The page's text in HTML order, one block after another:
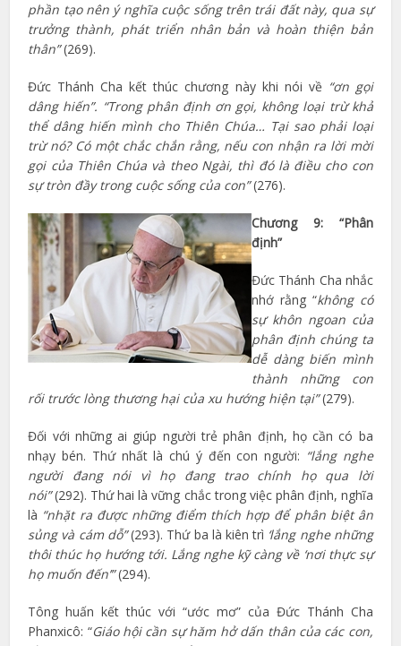
phần tạo nên ý nghĩa cuộc sống trên trái đất này, qua sự
trưởng thành, phát triển nhân bản và hoàn thiện bản
thân”(269).
Đức Thánh Cha kết thúc chương này khi nói về “ơn gọi
dâng hiến”. “Trong phân định ơn gọi, không loại trừ khả
thể dâng hiến mình cho Thiên Chúa… Tại sao phải loại
trừ nó? Có một chắc chắn rằng, nếu con nhận ra lời mời
gọi của Thiên Chúa và theo Ngài, thì đó là điều cho con
sự tròn đầy trong cuộc sống của con”(276).
Chương 9: “Phân
định”
Đức Thánh Cha nhắc
nhớ rằng “không có
sự khôn ngoan của
phân định chúng ta
dễ dàng biến mình
thành những con
rối trước lòng thương hại của xu hướng hiện tại”(279).
Đối với những ai giúp người trẻ phân định, họ cần có ba
nhạy bén. Thứ nhất là chú ý đến con người: “lắng nghe
người đang nói vì họ đang trao chính họ qua lời
nói”(292). Thứ hai là vững chắc trong việc phân định, nghĩa
là “nhặt ra được những điểm thích hợp để phân biệt ân
sủng và cám dỗ”(293). Thứ ba là kiên trì ‘lắng nghe những
thôi thúc họ hướng tới. Lắng nghe kỹ càng về ‘nơi thực sự
họ muốn đến’”(294).
Tông huấn kết thúc với “ước mơ” của Đức Thánh Cha
Phanxicô: “Giáo hội cần sự hăm hở dấn thân của các con,